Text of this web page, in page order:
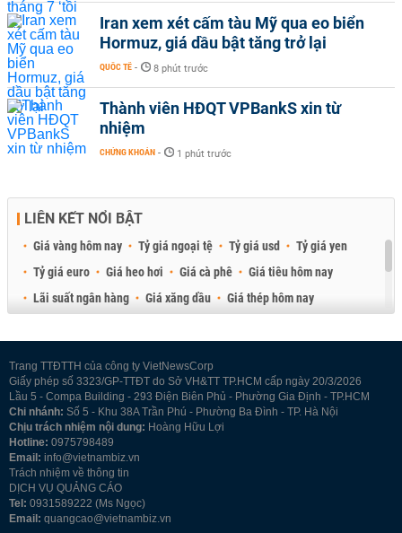
Iran xem xét cấm tàu Mỹ qua eo biển
Hormuz, giá dầu bật tăng trở lại
QUỐC TẾ - 8 phút trước
Thành viên HĐQT VPBankS xin từ
nhiệm
CHỨNG KHOÁN - 1 phút trước
LIÊN KẾT NỔI BẬT
Giá vàng hôm nay Tỷ giá ngoại tệ Tỷ giá usd
Tỷ giá yen
Tỷ giá euro
Giá heo hơi Giá cà phê
Giá tiêu hôm nay
Lãi suất ngân hàng
Giá xăng dầu
Giá thép hôm nay
Trang TTĐTTH của công ty VietNewsCorp
Giấy phép số 3323/GP-TTĐT do Sở VH&TT TP.HCM cấp ngày 20/3/2026
Lầu 5 - Compa Building - 293 Điện Biên Phủ - Phường Gia Định - TP.HCM
Chi nhánh: Số 5 - Khu 38A Trần Phú - Phường Ba Đình - TP. Hà Nội
Chịu trách nhiệm nội dung: Hoàng Hữu Lợi
Hotline: 0975798489
Email: info@vietnambiz.vn
Trách nhiệm về thông tin
DỊCH VỤ QUẢNG CÁO
Tel: 0931589222 (Ms Ngọc)
Email: quangcao@vietnambiz.vn